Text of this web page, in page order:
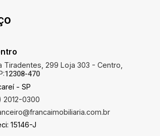
Tiradentes, 299 Loja 303 - Centro,
12308-470
- SP
2012-0300
15146-J